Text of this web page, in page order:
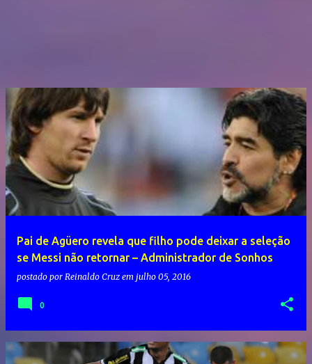
Pai de Agüero revela que filho pode deixar a seleção
se Messi não retornar – Administrador de Sonhos
postado por Reinaldo Cruz em julho 05, 2016
0